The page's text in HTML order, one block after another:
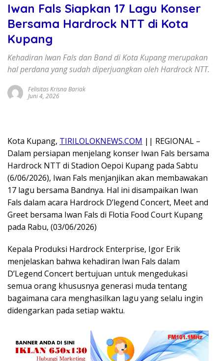
Iwan Fals Siapkan 17 Lagu Konser
Bersama Hardrock NTT di Kota
Kupang
Kehadiran Iwan Fals dan Band di Kota Kupang merupakan
hal perdana yang sudah diperjuangkan oleh Hardrock NTT.
Felisitas Krisna Bariak
Juni 4, 2026
Kota Kupang, TIRILOLOKNEWS.COM || REGIONAL –
Dalam persiapan menjelang konser Iwan Fals bersama
Hardrock NTT di Stadion Oepoi Kupang pada Sabtu
(6/06/2026), Iwan Fals menjanjikan akan membawakan
17 lagu bersama Bandnya. Hal ini disampaikan Iwan
Fals dalam acara Hardrock D’legend Concert, Meet and
Greet bersama Iwan Fals di Flotia Food Court Kupang
pada Rabu, (03/06/2026)
Kepala Produksi Hardrock Enterprise, Igor Erik
menjelaskan bahwa kehadiran Iwan Fals dalam
D’Legend Concert bertujuan untuk mengedukasi
semua orang khususnya generasi muda tentang
bagaimana cara menghasilkan lagu yang selalu ingin
didengarkan pada setiap waktu.